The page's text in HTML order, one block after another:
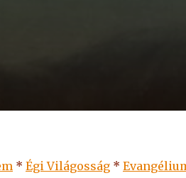
* Égi Világosság *